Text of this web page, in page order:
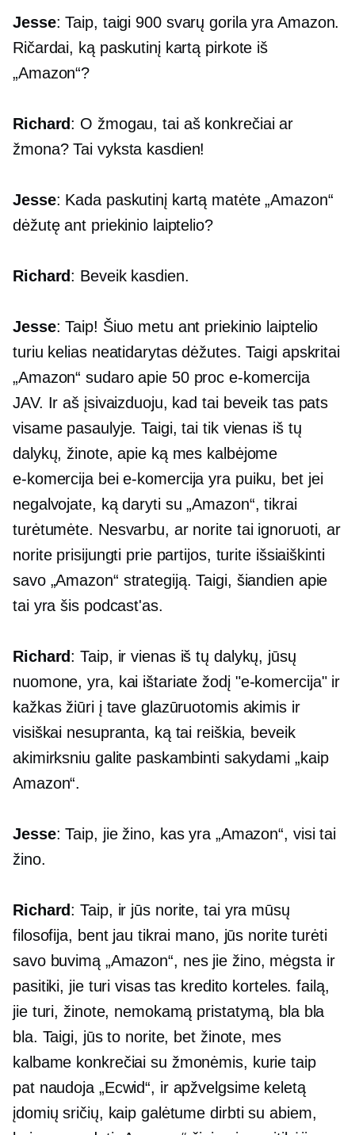
Jesse: Taip, taigi 900 svarų gorila yra Amazon.
Ričardai, ką paskutinį kartą pirkote iš
„Amazon“?
Richard: O žmogau, tai aš konkrečiai ar
žmona? Tai vyksta kasdien!
Jesse: Kada paskutinį kartą matėte „Amazon“
dėžutę ant priekinio laiptelio?
Richard: Beveik kasdien.
Jesse: Taip! Šiuo metu ant priekinio laiptelio
turiu kelias neatidarytas dėžutes. Taigi apskritai
„Amazon“ sudaro apie 50 proce-komercija
JAV. Ir aš įsivaizduoju, kad tai beveik tas pats
visame pasaulyje. Taigi, tai tik vienas iš tų
dalykų, žinote, apie ką mes kalbėjome
e-komercijabeie-komercija yra puiku, bet jei
negalvojate, ką daryti su „Amazon“, tikrai
turėtumėte. Nesvarbu, ar norite tai ignoruoti, ar
norite prisijungti prie partijos, turite išsiaiškinti
savo „Amazon“ strategiją. Taigi, šiandien apie
tai yra šis podcast'as.
Richard: Taip, ir vienas iš tų dalykų, jūsų
nuomone, yra, kai ištariate žodį "e-komercija"ir
kažkas žiūri į tave glazūruotomis akimis ir
visiškai nesupranta, ką tai reiškia, beveik
akimirksniu galite paskambinti sakydami „kaip
Amazon“.
Jesse: Taip, jie žino, kas yra „Amazon“, visi tai
žino.
Richard: Taip, ir jūs norite, tai yra mūsų
filosofija, bent jau tikrai mano, jūs norite turėti
savo buvimą „Amazon“, nes jie žino, mėgsta ir
pasitiki, jie turi visas tas kredito korteles. failą,
jie turi, žinote, nemokamą pristatymą, bla bla
bla. Taigi, jūs to norite, bet žinote, mes
kalbame konkrečiai su žmonėmis, kurie taip
pat naudoja „Ecwid“, ir apžvelgsime keletą
įdomių sričių, kaip galėtume dirbti su abiem,